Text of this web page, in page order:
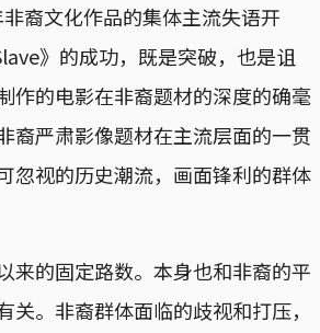
裔文化作品的集体主流失语开
》的成功，既是突破，也是诅
作的电影在非裔题材的深度的确毫
裔严肃影像题材在主流层面的一贯
忽视的历史潮流，画面锋利的群体
来的固定路数。本身也和非裔的平
关。非裔群体面临的歧视和打压，